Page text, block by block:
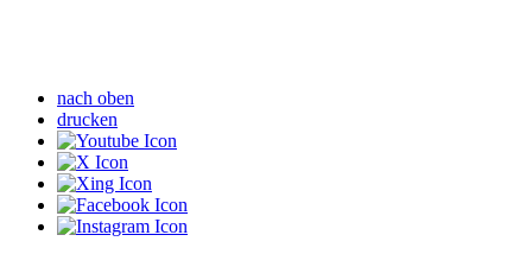
nach oben
drucken